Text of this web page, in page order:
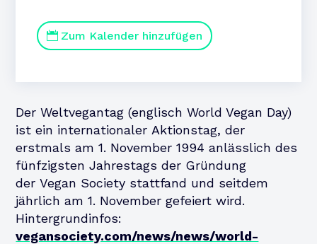
Zum Kalender hinzufügen
Der Weltvegantag (englisch World Vegan Day)
ist ein internationaler Aktionstag, der
erstmals am 1. November 1994 anlässlich des
fünfzigsten Jahrestags der Gründung
der Vegan Society stattfand und seitdem
jährlich am 1. November gefeiert wird.
Hintergrundinfos:
vegansociety.com/news/news/world-